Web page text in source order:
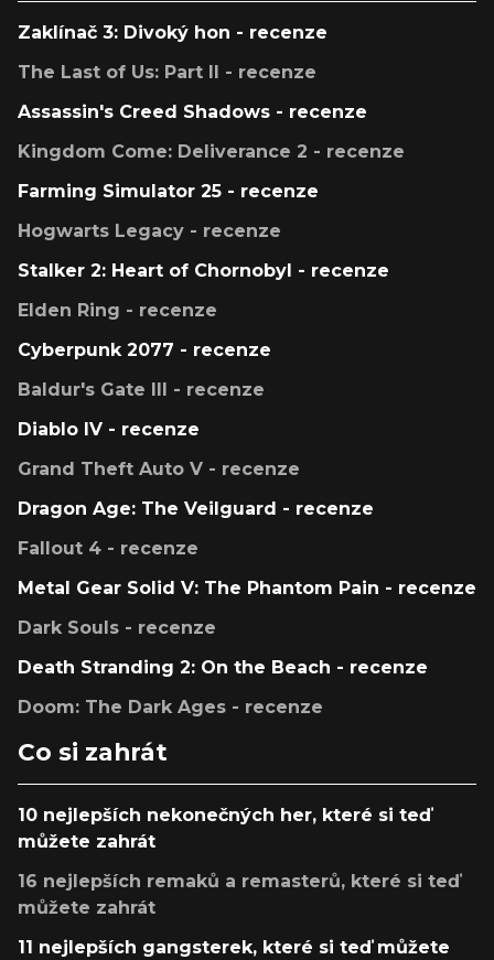
Zaklínač 3: Divoký hon - recenze
The Last of Us: Part II - recenze
Assassin's Creed Shadows - recenze
Kingdom Come: Deliverance 2 - recenze
Farming Simulator 25 - recenze
Hogwarts Legacy - recenze
Stalker 2: Heart of Chornobyl - recenze
Elden Ring - recenze
Cyberpunk 2077 - recenze
Baldur's Gate III - recenze
Diablo IV - recenze
Grand Theft Auto V - recenze
Dragon Age: The Veilguard - recenze
Fallout 4 - recenze
Metal Gear Solid V: The Phantom Pain - recenze
Dark Souls - recenze
Death Stranding 2: On the Beach - recenze
Doom: The Dark Ages - recenze
Co si zahrát
10 nejlepších nekonečných her, které si teď
můžete zahrát
16 nejlepších remaků a remasterů, které si teď
můžete zahrát
11 nejlepších gangsterek, které si teď můžete